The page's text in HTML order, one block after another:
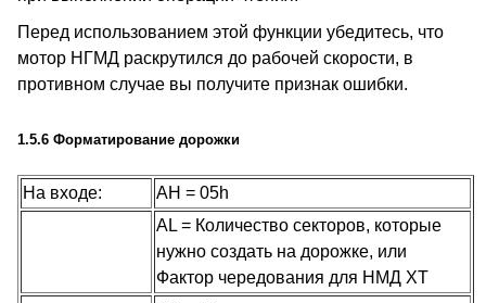
Перед использованием этой функции убедитесь, что
мотор НГМД раскрутился до рабочей скорости, в
противном случае вы получите признак ошибки.
1.5.6 Форматирование дорожки
На входе:
AH = 05h
AL = Количество секторов, которые
нужно создать на дорожке, или
Фактор чередования для НМД XT